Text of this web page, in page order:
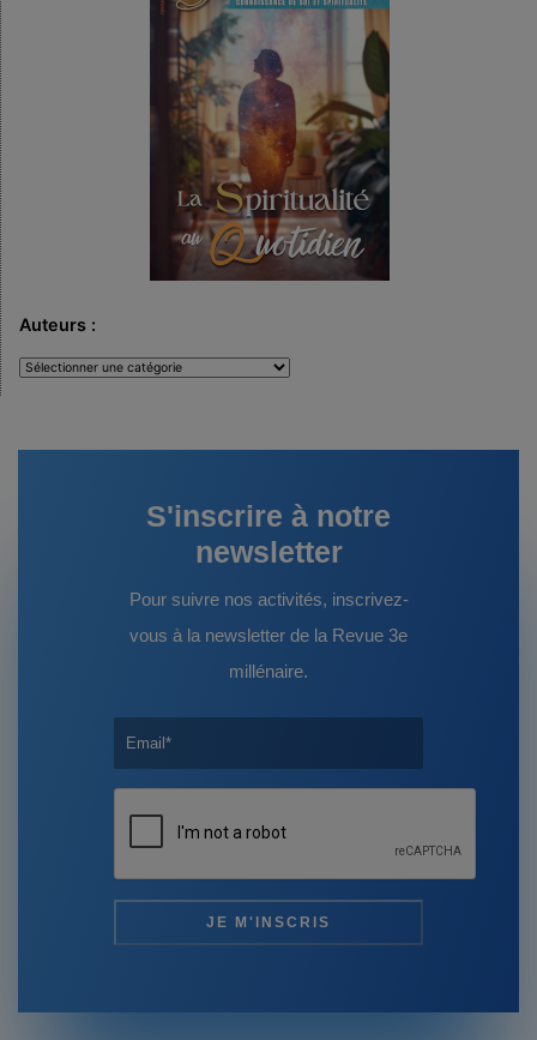
Auteurs :
Auteurs
:
S'inscrire à notre
newsletter
Pour suivre nos activités, inscrivez-
vous à la newsletter de la Revue 3e
millénaire.